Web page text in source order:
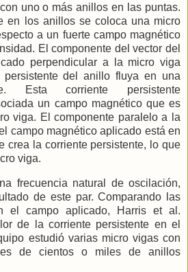
uno o más anillos en las puntas.
en los anillos se coloca una micro
a un fuerte campo magnético
El componente del vector del
perpendicular a la micro viga
del anillo fluya en una
Esta corriente persistente
un campo magnético que es
viga. El componente paralelo a la
campo magnético aplicado está en
crea la corriente persistente, lo que
viga.
frecuencia natural de oscilación,
de este par. Comparando las
el campo aplicado, Harris et al.
de la corriente persistente en el
estudió varias micro vigas con
de cientos o miles de anillos